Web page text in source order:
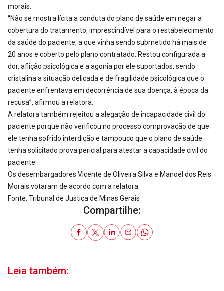
morais.
“Não se mostra lícita a conduta do plano de saúde em negar a
cobertura do tratamento, imprescindível para o restabelecimento
da saúde do paciente, a que vinha sendo submetido há mais de
20 anos e coberto pelo plano contratado. Restou configurada a
dor, aflição psicológica e a agonia por ele suportados, sendo
cristalina a situação delicada e de fragilidade psicológica que o
paciente enfrentava em decorrência de sua doença, à época da
recusa”, afirmou a relatora.
A relatora também rejeitou a alegação de incapacidade civil do
paciente porque não verificou no processo comprovação de que
ele tenha sofrido interdição e tampouco que o plano de saúde
tenha solicitado prova pericial para atestar a capacidade civil do
paciente.
Os desembargadores Vicente de Oliveira Silva e Manoel dos Reis
Morais votaram de acordo com a relatora.
Fonte: Tribunal de Justiça de Minas Gerais
Compartilhe:
Leia também: